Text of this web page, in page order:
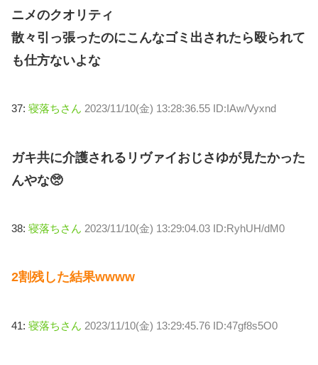
ニメのクオリティ
散々引っ張ったのにこんなゴミ出されたら殴られて
も仕方ないよな
37: 寝落ちさん 2023/11/10(金) 13:28:36.55 ID:IAw/Vyxnd
ガキ共に介護されるリヴァイおじさゆが見たかった
んやな🥺
38: 寝落ちさん 2023/11/10(金) 13:29:04.03 ID:RyhUH/dM0
2割残した結果wwww
41: 寝落ちさん 2023/11/10(金) 13:29:45.76 ID:47gf8s5O0